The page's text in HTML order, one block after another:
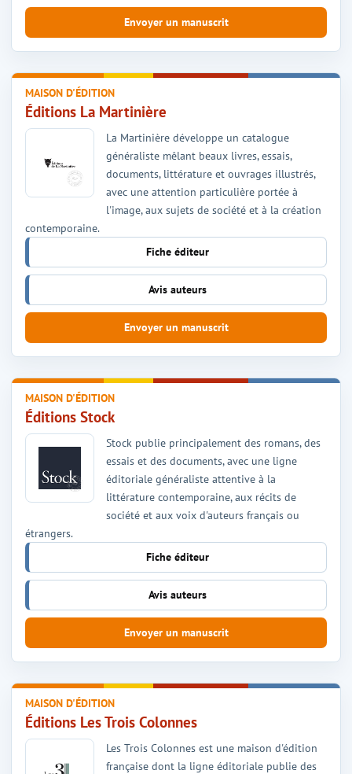
MAISON D'ÉDITION
Éditions Les Trois Colonnes
Les Trois Colonnes est une maison d'édition
française dont la ligne éditoriale publie des
Envoyer un manuscrit
MAISON D'ÉDITION
Éditions La Martinière
La Martinière développe un catalogue
généraliste mêlant beaux livres, essais,
documents, littérature et ouvrages illustrés,
avec une attention particulière portée à
l'image, aux sujets de société et à la création
contemporaine.
Fiche éditeur
Avis auteurs
Envoyer un manuscrit
MAISON D'ÉDITION
Éditions Stock
Stock publie principalement des romans, des
essais et des documents, avec une ligne
éditoriale généraliste attentive à la
littérature contemporaine, aux récits de
société et aux voix d'auteurs français ou
étrangers.
Fiche éditeur
Avis auteurs
Envoyer un manuscrit